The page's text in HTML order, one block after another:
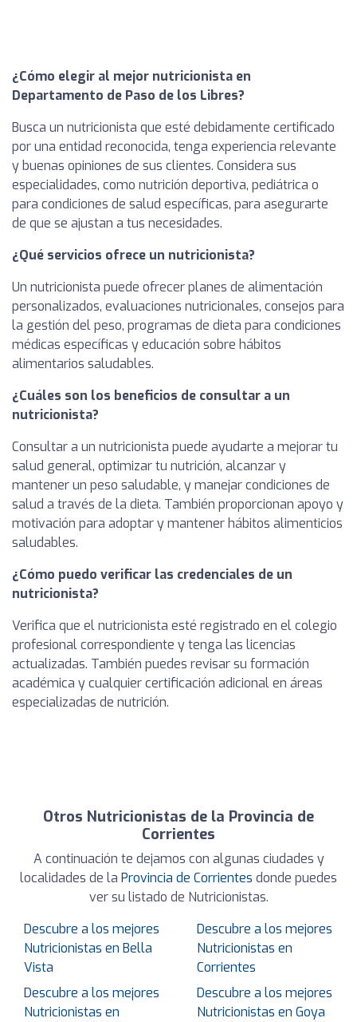
¿Cómo elegir al mejor nutricionista en
Departamento de Paso de los Libres?
Busca un nutricionista que esté debidamente certificado
por una entidad reconocida, tenga experiencia relevante
y buenas opiniones de sus clientes. Considera sus
especialidades, como nutrición deportiva, pediátrica o
para condiciones de salud específicas, para asegurarte
de que se ajustan a tus necesidades.
¿Qué servicios ofrece un nutricionista?
Un nutricionista puede ofrecer planes de alimentación
personalizados, evaluaciones nutricionales, consejos para
la gestión del peso, programas de dieta para condiciones
médicas específicas y educación sobre hábitos
alimentarios saludables.
¿Cuáles son los beneficios de consultar a un
nutricionista?
Consultar a un nutricionista puede ayudarte a mejorar tu
salud general, optimizar tu nutrición, alcanzar y
mantener un peso saludable, y manejar condiciones de
salud a través de la dieta. También proporcionan apoyo y
motivación para adoptar y mantener hábitos alimenticios
saludables.
¿Cómo puedo verificar las credenciales de un
nutricionista?
Verifica que el nutricionista esté registrado en el colegio
profesional correspondiente y tenga las licencias
actualizadas. También puedes revisar su formación
académica y cualquier certificación adicional en áreas
especializadas de nutrición.
Otros Nutricionistas de la Provincia de
Corrientes
A continuación te dejamos con algunas ciudades y
localidades de la Provincia de Corrientes donde puedes
ver su listado de Nutricionistas.
Descubre a los mejores
Nutricionistas en Bella
Vista
Descubre a los mejores
Nutricionistas en
Corrientes
Descubre a los mejores
Nutricionistas en
Descubre a los mejores
Nutricionistas en Goya